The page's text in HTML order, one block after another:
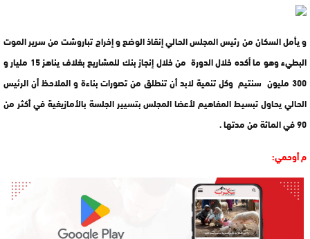
و يأمل السكان من رئيس المجلس الحالي إنقاذ الوضع و إخراج تباروشت من سرير الموت
البطيء وهو ما أكده خلال الدورة من خلال إنجاز بنك للمشاريع بغلاف يناهز 15 مليار و
300 مليون سنتيم وكل تنمية لابد أن تنطلق من تصورات بناءة و الملاحظ أن الرئيس
الحالي يحاول تبسيط المفاهيم لأعضا المجلس بتسيير الجلسة بالأمازيغية في أكثر من
90 في المائة من مدتها .
م أوحمي: